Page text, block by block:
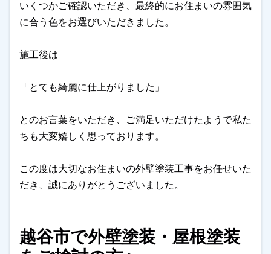
いくつかご確認いただき、最終的にお住まいの雰囲気
に合う色をお選びいただきました。
施工後は
「とても綺麗に仕上がりました」
とのお言葉をいただき、ご満足いただけたようで私た
ちも大変嬉しく思っております。
この度は大切なお住まいの外壁塗装工事をお任せいた
だき、誠にありがとうございました。
越谷市で外壁塗装・屋根塗装